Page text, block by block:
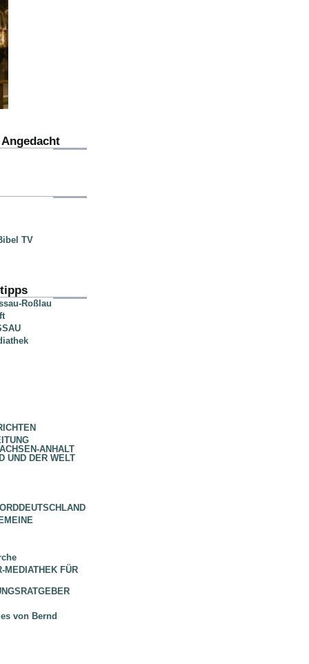
TV
Roßlau
ANHALT
UND DER WELT
FÜR
von Bernd